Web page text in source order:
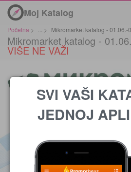
Moj Katalog
Početna > > Mikromarket katalog - 01.06.-
Mikromarket katalog -
VIŠE NE VAŽI
SVI VAŠI
JEDNOJ